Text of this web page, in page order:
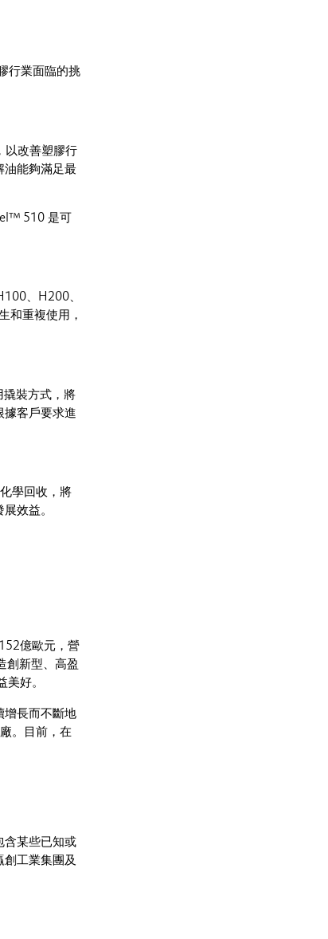
行業面臨的挑
以改善塑膠行
油能夠滿足最
510 是可
、H200、
和重複使用，
撬裝方式，將
據客戶要求進
學回收，將
效益。
億歐元，營
創新型、高盈
好。
增長而不斷地
。目前，在
含某些已知或
工業集團及